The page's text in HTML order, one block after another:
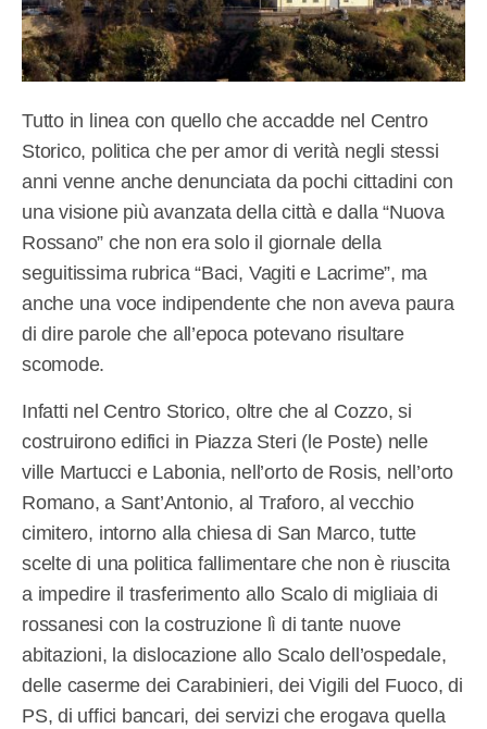
Tutto in linea con quello che accadde nel Centro
Storico, politica che per amor di verità negli stessi
anni venne anche denunciata da pochi cittadini con
una visione più avanzata della città e dalla “Nuova
Rossano” che non era solo il giornale della
seguitissima rubrica “Baci, Vagiti e Lacrime”, ma
anche una voce indipendente che non aveva paura
di dire parole che all’epoca potevano risultare
scomode.
Infatti nel Centro Storico, oltre che al Cozzo, si
costruirono edifici in Piazza Steri (le Poste) nelle
ville Martucci e Labonia, nell’orto de Rosis, nell’orto
Romano, a Sant’Antonio, al Traforo, al vecchio
cimitero, intorno alla chiesa di San Marco, tutte
scelte di una politica fallimentare che non è riuscita
a impedire il trasferimento allo Scalo di migliaia di
rossanesi con la costruzione lì di tante nuove
abitazioni, la dislocazione allo Scalo dell’ospedale,
delle caserme dei Carabinieri, dei Vigili del Fuoco, di
PS, di uffici bancari, dei servizi che erogava quella